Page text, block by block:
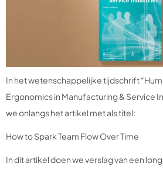
In het wetenschappelijke tijdschrift
Ergonomics in Manufacturing & Service
we onlangs het artikel met als titel:
How to Spark Team Flow Over Time
In dit artikel doen we verslag van een